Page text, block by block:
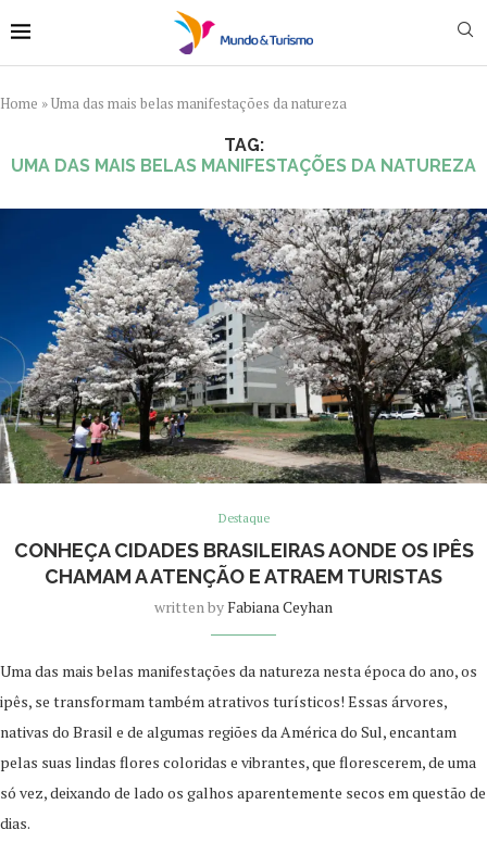
Home »Uma das mais belas manifestações da natureza
TAG:
UMA DAS MAIS BELAS MANIFESTAÇÕES DA NATUREZA
Destaque
CONHEÇA CIDADES BRASILEIRAS AONDE OS IPÊS
CHAMAM A ATENÇÃO E ATRAEM TURISTAS
written byFabiana Ceyhan
Uma das mais belas manifestações da natureza nesta época do ano, os
ipês, se transformam também atrativos turísticos! Essas árvores,
nativas do Brasil e de algumas regiões da América do Sul, encantam
pelas suas lindas flores coloridas e vibrantes, que florescerem, de uma
só vez, deixando de lado os galhos aparentemente secos em questão de
dias.